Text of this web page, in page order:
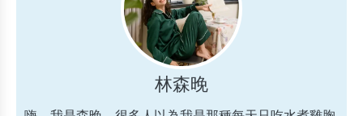
林森晚